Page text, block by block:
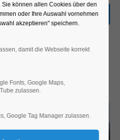
Mittag
können allen Cookies über den
oder Ihre Auswahl vornehmen
akzeptieren" speichern.
damit die Webseite korrekt
Fonts, Google Maps,
zulassen.
Google Tag Manager zulassen.